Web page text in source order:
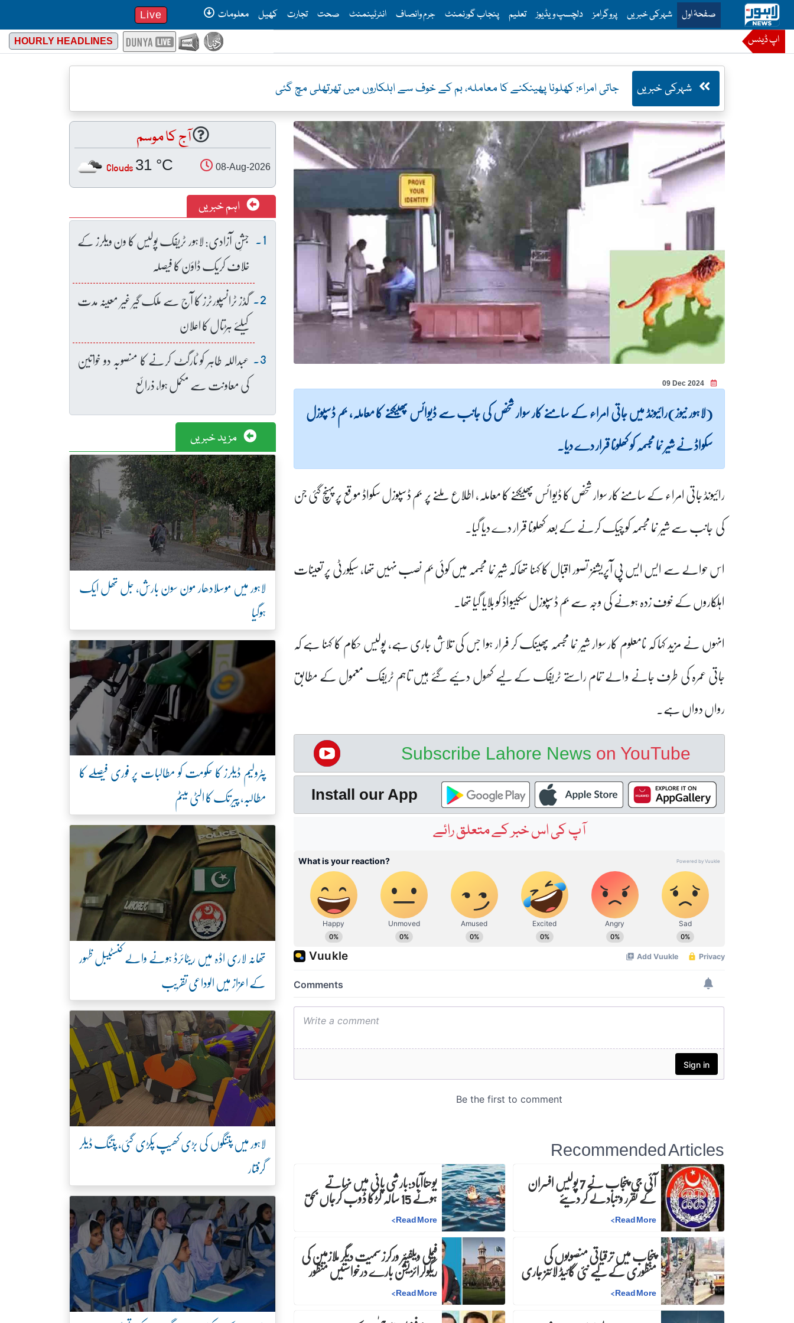
صفحۂ اولThis is the main menu for Lahore News
شہرکی خبریں پروگرامز دلچسپ ویڈیوز تعلیم پنجاب گورنمنٹ جرم وانصاف انٹرٹینمنٹ صحت تجارت کھیل معلومات Live
اپ ڈیٹس HOURLY HEADLINES
جاتی امراء: کھلونا پھینکنے کا معاملہ، بم کے خوف سے اہلکاروں میں تھرتھلی مچ گئی
09 Dec 2024
(لاہور نیوز)رائیونڈ میں جاتی امراء کے سامنے کار سوار شخص کی جانب سے ڈیوائس پھینکنے کا معاملہ، بم ڈسپوزل
سکواڈ نے شیر نما مجسمہ کو کھلونا قرار دے دیا۔
رائیونڈ جاتی امراء کے سامنے کار سوار شخص کا ڈیوائس پھینکنے کا معاملہ، اطلاع ملنے پر بم ڈسپوزل سکواڈ موقع پر پہنچ گئی جن
کی جانب سے شیر نما مجسمہ کو چیک کرنے کے بعد کھلونا قرار دے دیا گیا۔
اس حوالے سے ایس ایس پی آپریشنز تصور اقبال کا کہنا تھا کہ شیر نما مجسمہ میں کوئی بم نصب نہیں تھا، سیکورٹی پر تعینات
اہلکاروں کے خوف زدہ ہونے کی وجہ سے بم ڈسپوزل سکییواڈ کو بلایا گیا تھا۔
انہوں نے مزید کہا کہ نامعلوم کار سوار شیر نما مجسمہ پھینک کر فرار ہوا جس کی تلاش جاری ہے، پولیس حکام کا کہنا ہے کہ
جاتی عمرہ کی طرف جانے والے تمام راستے ٹریفک کے لیے کھول دئیے گئے ہیں تاہم ٹریفک معمول کے مطابق
رواں دواں ہے۔
Subscribe Lahore News on YouTube
Install our App
آپ کی اس خبر کے متعلق رائے
Recommended Articles
آئی جی پنجاب نے 7 پولیس افسرانکے تقرر و تبادلے کر دیئے
Read More
>
یوحناآباد:بارشی پانی میں نہاتے
ہوئے 15 سالہ لڑکا ڈوب کرجاں بحق
Read More
>
پنجاب میں ترقیاتی منصوبوں کی
منظوری کے لیے نئی گائیڈ لائنز جاری
Read More
>
فیملی ویلفیئر ورکرز سمیت دیگر ملازمین کی
ریگولرائزیشن بارے درخواستیں منظور
Read More
>
آج کا موسم
08-Aug-2026
31 °C
Clouds
اہم خبریں
جشنِ آزادی: لاہور ٹریفک پولیس کا ون ویلرز کے
خلاف کریک ڈاؤن کا فیصلہ
گڈز ٹرانسپورٹرز کا آج سے ملک گیر غیر معینہ مدت
کیلئے ہڑتال کا اعلان
عبداللہ طاہر کو ٹارگٹ کرنے کا منصوبہ دو خواتین
کی معاونت سے مکمل ہوا، ذرائع
مزید خبریں
لاہور میں موسلادھار مون سون بارش، جل تھل ایک
ہوگیا
پٹرولیم ڈیلرز کا حکومت کو مطالبات پر فوری فیصلے کا
مطالبہ، پیر تک کا الٹی میٹم
تھانہ لاری اڈہ میں ریٹائرڈ ہونے والے کنسٹیبل ظہور
کے اعزاز میں الوداعی تقریب
لاہور میں پتنگوں کی بڑی کھیپ پکڑی گئی، پتنگ ڈیلر
گرفتار